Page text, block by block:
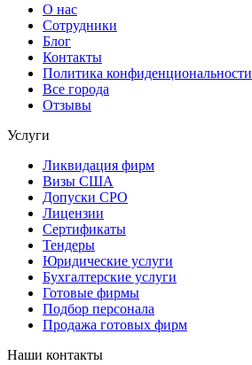
О нас
Сотрудники
Блог
Контакты
Политика конфиденциональности
Все города
Отзывы
Услуги
Ликвидация фирм
Визы США
Допуски СРО
Лицензии
Сертификаты
Тендеры
Юридические услуги
Бухгалтерские услуги
Готовые фирмы
Подбор персонала
Продажа готовых фирм
Наши контакты